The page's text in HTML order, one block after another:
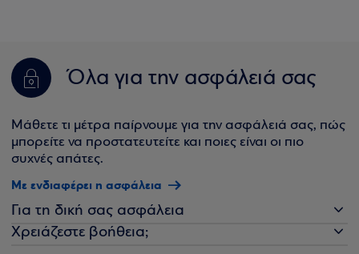
Όλα για την ασφάλειά σας
Μάθετε τι μέτρα παίρνουμε για την ασφάλειά σας, πώς
μπορείτε να προστατευτείτε και ποιες είναι οι πιο
συχνές απάτες.
Με ενδιαφέρει η ασφάλεια
Για τη δική σας ασφάλεια
Χρειάζεστε βοήθεια;